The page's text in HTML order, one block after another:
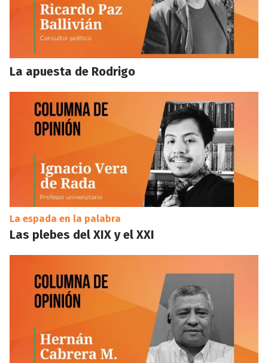
La apuesta de Rodrigo
La espada en la palabra
Las plebes del XIX y el XXI